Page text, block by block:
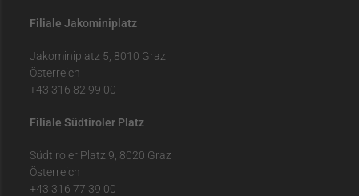
Filiale Jakominiplatz
Jakominiplatz 5, 8010 Graz
Österreich
+43 316 82 99 00
Filiale Südtiroler Platz
Südtiroler Platz 9, 8020 Graz
Österreich
+43 316 77 39 00